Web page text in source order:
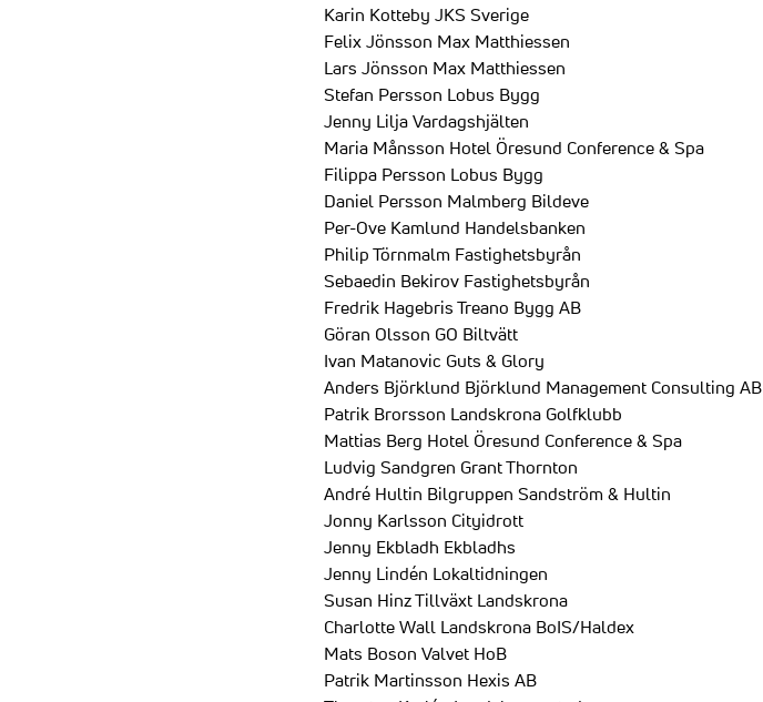
Karin Kotteby JKS Sverige
Felix Jönsson Max Matthiessen
Lars Jönsson Max Matthiessen
Stefan Persson Lobus Bygg
Jenny Lilja Vardagshjälten
Maria Månsson Hotel Öresund Conference & Spa
Filippa Persson Lobus Bygg
Daniel Persson Malmberg Bildeve
Per-Ove Kamlund Handelsbanken
Philip Törnmalm Fastighetsbyrån
Sebaedin Bekirov Fastighetsbyrån
Fredrik Hagebris Treano Bygg AB
Göran Olsson GO Biltvätt
Ivan Matanovic Guts & Glory
Anders Björklund Björklund Management Consulting AB
Patrik Brorsson Landskrona Golfklubb
Mattias Berg Hotel Öresund Conference & Spa
Ludvig Sandgren Grant Thornton
André Hultin Bilgruppen Sandström & Hultin
Jonny Karlsson Cityidrott
Jenny Ekbladh Ekbladhs
Jenny Lindén Lokaltidningen
Susan Hinz Tillväxt Landskrona
Charlotte Wall Landskrona BoIS/Haldex
Mats Boson Valvet HoB
Patrik Martinsson Hexis AB